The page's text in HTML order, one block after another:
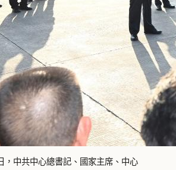
，中共中心總書記、國家主席、中心